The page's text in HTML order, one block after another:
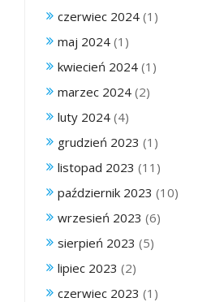
czerwiec 2024 (1)
maj 2024 (1)
kwiecień 2024 (1)
marzec 2024 (2)
luty 2024 (4)
grudzień 2023 (1)
listopad 2023 (11)
październik 2023 (10)
wrzesień 2023 (6)
sierpień 2023 (5)
lipiec 2023 (2)
czerwiec 2023 (1)